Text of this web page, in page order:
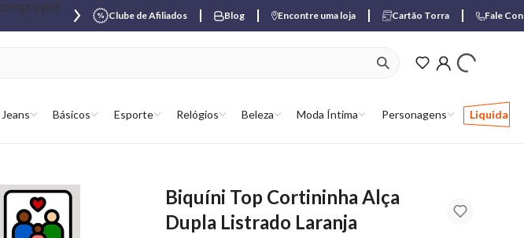
Clube de Afiliados Blog Encontre uma loja Cartão Torra Fale
Jeans Básicos Esporte Relógios Beleza Moda Íntima Personagens Liquida
ver produtos
Biquíni Top Cortininha Alça
Dupla Listrado Laranja